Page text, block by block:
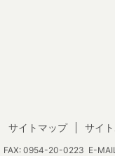
FAX: 0954-20-0223 E-
サイトマップ サイ